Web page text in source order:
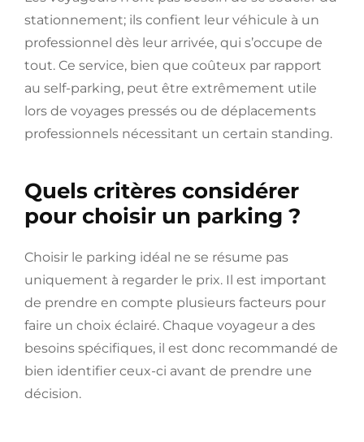
stationnement; ils confient leur véhicule à un
professionnel dès leur arrivée, qui s’occupe de
tout. Ce service, bien que coûteux par rapport
au self-parking, peut être extrêmement utile
lors de voyages pressés ou de déplacements
professionnels nécessitant un certain standing.
Quels critères considérer
pour choisir un parking ?
Choisir le parking idéal ne se résume pas
uniquement à regarder le prix. Il est important
de prendre en compte plusieurs facteurs pour
faire un choix éclairé. Chaque voyageur a des
besoins spécifiques, il est donc recommandé de
bien identifier ceux-ci avant de prendre une
décision.